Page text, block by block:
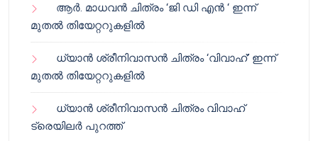
ആർ. മാധവൻ ചിത്രം ‘ജി ഡി എൻ ‘ ഇന്ന്
മുതൽ തിയേറ്ററുകളിൽ
ധ്യാൻ ശ്രീനിവാസൻ ചിത്രം ‘വിവാഹ്’ ഇന്ന്
മുതൽ തിയേറ്ററുകളിൽ
ധ്യാൻ ശ്രീനിവാസൻ ചിത്രം വിവാഹ്
ട്രെയിലർ പുറത്ത്